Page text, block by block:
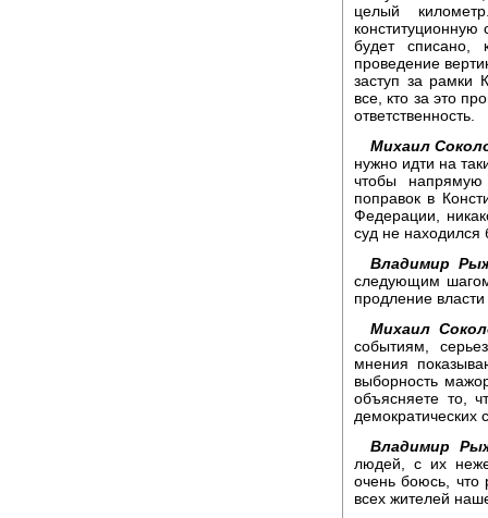
целый
будет списано,
проведение
заступ за рамки
все, кто за это
ответственность.
Михаил
нужно идти на
чтобы напрямую
поправок в
Федерации,
суд не
Владимир
следующим
продление
Михаил
событиям,
мнения
выборность
объясняете то,
демократических
Владимир
людей, с их
очень боюсь, что
всех жителей